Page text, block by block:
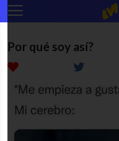
Por qué soy así?